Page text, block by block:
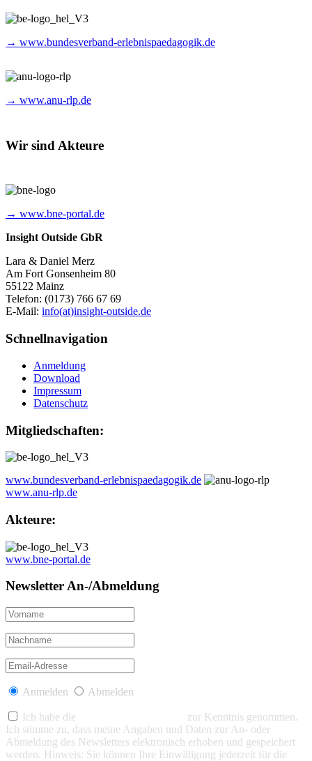
→ www.bundesverband-erlebnispaedagogik.de
→ www.anu-rlp.de
Wir sind Akteure
→ www.bne-portal.de
Insight Outside GbR
Lara & Daniel Merz
Am Fort Gonsenheim 80
55122 Mainz
Telefon: (0173) 766 67 69
E-Mail: info(at)insight-outside.de
Schnellnavigation
Anmeldung
Download
Impressum
Datenschutz
Mitgliedschaften:
www.bundesverband-erlebnispaedagogik.de
www.anu-rlp.de
Akteure:
www.bne-portal.de
Newsletter An-/Abmeldung
Anmelden Abmelden
Ich habe die
zur Kenntnis genommen.
Ich stimme zu, dass meine Angaben und Daten zur An- oder
Abmeldung des Newsletters elektronisch erhoben und gespeichert
werden. Hinweis: Sie können Ihre Einwilligung jederzeit für die